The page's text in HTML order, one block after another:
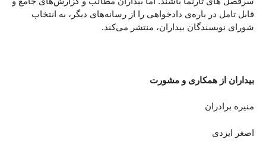
قابل تامل در باره‌ی دادخواهی را از رسانه‌های دیگر، به انتخاب
شورای نویسندگان بیداران، منتشر می‌کند.
بيداران از همکاری و مشورت
منيره برادران
اصغر ایزدی